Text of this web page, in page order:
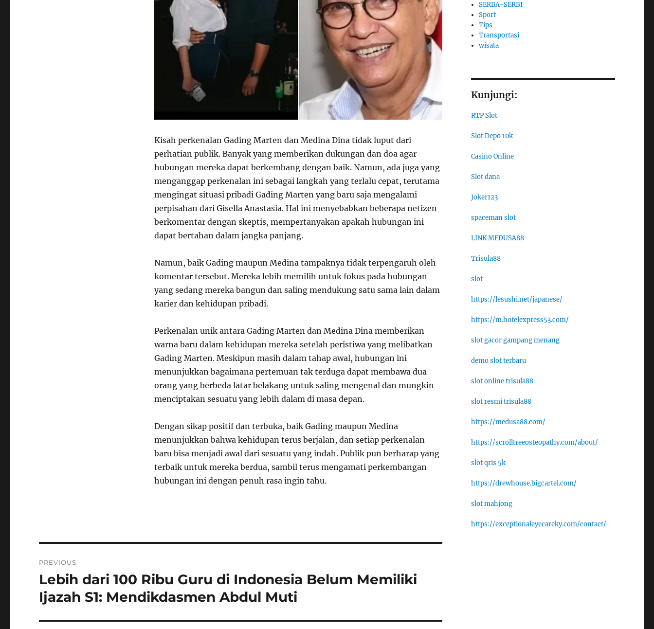
Kisah perkenalan Gading Marten dan Medina Dina tidak luput dari
perhatian publik. Banyak yang memberikan dukungan dan doa agar
hubungan mereka dapat berkembang dengan baik. Namun, ada juga yang
menganggap perkenalan ini sebagai langkah yang terlalu cepat, terutama
mengingat situasi pribadi Gading Marten yang baru saja mengalami
perpisahan dari Gisella Anastasia. Hal ini menyebabkan beberapa netizen
berkomentar dengan skeptis, mempertanyakan apakah hubungan ini
dapat bertahan dalam jangka panjang.
Namun, baik Gading maupun Medina tampaknya tidak terpengaruh oleh
komentar tersebut. Mereka lebih memilih untuk fokus pada hubungan
yang sedang mereka bangun dan saling mendukung satu sama lain dalam
karier dan kehidupan pribadi.
Perkenalan unik antara Gading Marten dan Medina Dina memberikan
warna baru dalam kehidupan mereka setelah peristiwa yang melibatkan
Gading Marten. Meskipun masih dalam tahap awal, hubungan ini
menunjukkan bagaimana pertemuan tak terduga dapat membawa dua
orang yang berbeda latar belakang untuk saling mengenal dan mungkin
menciptakan sesuatu yang lebih dalam di masa depan.
Dengan sikap positif dan terbuka, baik Gading maupun Medina
menunjukkan bahwa kehidupan terus berjalan, dan setiap perkenalan
baru bisa menjadi awal dari sesuatu yang indah. Publik pun berharap yang
terbaik untuk mereka berdua, sambil terus mengamati perkembangan
hubungan ini dengan penuh rasa ingin tahu.
pos
PREVIOUS
Previous
post:
Lebih dari 100 Ribu Guru di Indonesia Belum Memiliki
Ijazah S1: Mendikdasmen Abdul Muti
SERBA-SERBI
Sport
Tips
Transportasi
wisata
Kunjungi:
RTP Slot
Slot Depo 10k
Casino Online
Slot dana
Joker123
spaceman slot
LINK MEDUSA88
Trisula88
slot
https://lesushi.net/japanese/
https://m.hotelexpress53.com/
slot gacor gampang menang
demo slot terbaru
slot online trisula88
slot resmi trisula88
https://medusa88.com/
https://scrolltreeosteopathy.com/about/
slot qris 5k
https://drewhouse.bigcartel.com/
slot mahjong
https://exceptionaleyecareky.com/contact/